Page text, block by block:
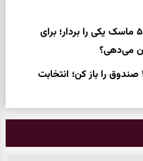
تست شخصیت شناسی |‍‍ از میان این ۵ ماسک یکی را بردار؛ برای
می‌دهی؟
تست شخصیت شناسی | یکی از این ۴ صندوق را باز کن؛ انتخابت